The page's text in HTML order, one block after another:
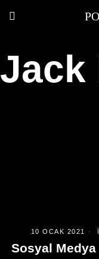
Jack
10 OCAK 2021
Sosyal Medya